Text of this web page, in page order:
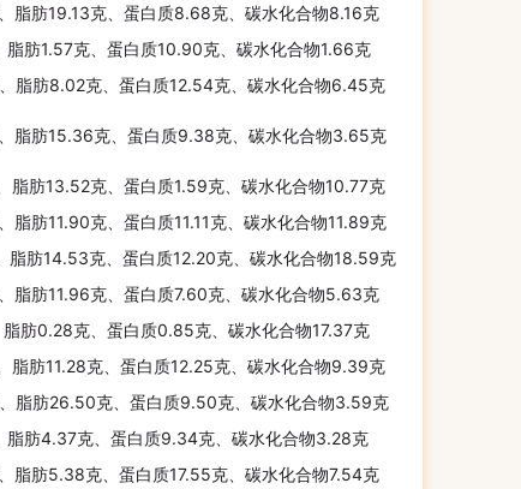
脂肪19.13克、蛋白质8.68克、碳水化合物8.16克
肪1.57克、蛋白质10.90克、碳水化合物1.66克
脂肪8.02克、蛋白质12.54克、碳水化合物6.45克
脂肪15.36克、蛋白质9.38克、碳水化合物3.65克
脂肪13.52克、蛋白质1.59克、碳水化合物10.77克
脂肪11.90克、蛋白质11.11克、碳水化合物11.89克
脂肪14.53克、蛋白质12.20克、碳水化合物18.59克
脂肪11.96克、蛋白质7.60克、碳水化合物5.63克
肪0.28克、蛋白质0.85克、碳水化合物17.37克
脂肪11.28克、蛋白质12.25克、碳水化合物9.39克
脂肪26.50克、蛋白质9.50克、碳水化合物3.59克
肪4.37克、蛋白质9.34克、碳水化合物3.28克
脂肪5.38克、蛋白质17.55克、碳水化合物7.54克